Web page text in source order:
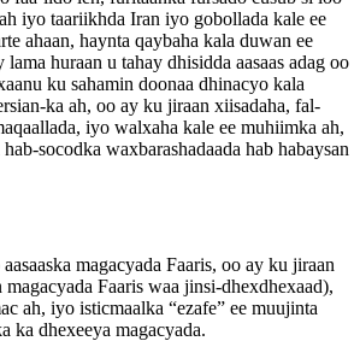
iyo taariikhda Iran iyo gobollada kale ee
ahaan, haynta qaybaha kala duwan ee
lama huraan u tahay dhisidda aasaas adag oo
ku sahamin doonaa dhinacyo kala
ka ah, oo ay ku jiraan xiisadaha, fal-
iyo walxaha kale ee muhiimka ah,
socodka waxbarashadaada hab habaysan
magacyada Faaris, oo ay ku jiraan
Faaris waa jinsi-dhexdhexaad),
ah, iyo isticmaalka “ezafe” ee muujinta
ka dhexeeya magacyada.